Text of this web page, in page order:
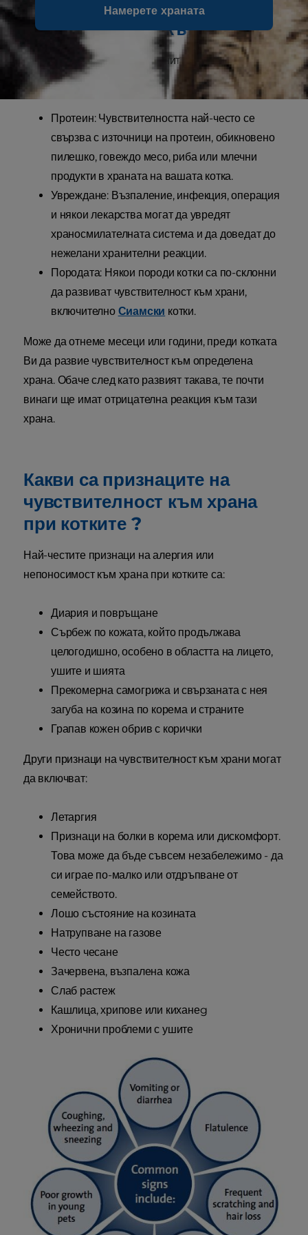
Намерете храната
хранителните алергии или
непоносимости към храна?
Най-честите причини за хранителна чувствителност
при котките включват:
Протеин: Чувствителността най-често се
свързва с източници на протеин, обикновено
пилешко, говеждо месо, риба или млечни
продукти в храната на вашата котка.
Увреждане: Възпаление, инфекция, операция
и някои лекарства могат да увредят
храносмилателната система и да доведат до
нежелани хранителни реакции.
Породата: Някои породи котки са по-склонни
да развиват чувствителност към храни,
включително Сиамски котки.
Може да отнеме месеци или години, преди котката
Ви да развие чувствителност към определена
храна. Обаче след като развият такава, те почти
винаги ще имат отрицателна реакция към тази
храна.
Какви са признаците на
чувствителност към храна
при котките ?
Най-честите признаци на алергия или
непоносимост към храна при котките са:
Диария и повръщане
Сърбеж по кожата, който продължава
целогодишно, особено в областта на лицето,
ушите и шията
Прекомерна самогрижа и свързаната с нея
загуба на козина по корема и страните
Грапав кожен обрив с корички
Други признаци на чувствителност към храни могат
да включват:
Летаргия
Признаци на болки в корема или дискомфорт.
Това може да бъде съвсем незабележимо - да
си играе по-малко или отдръпване от
семейството.
Лошо състояние на козината
Натрупване на газове
Често чесане
Зачервена, възпалена кожа
Слаб растеж
Кашлица, хрипове или киханеg
Хронични проблеми с ушите